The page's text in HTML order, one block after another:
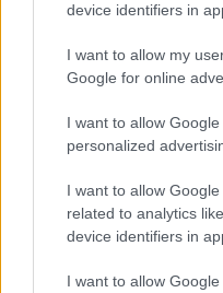
device identifiers in
I want to allow my
Google for online
I want to allow
personalized
I want to allow
related to analytics
device identifiers in
I want to allow
5
2
5
2